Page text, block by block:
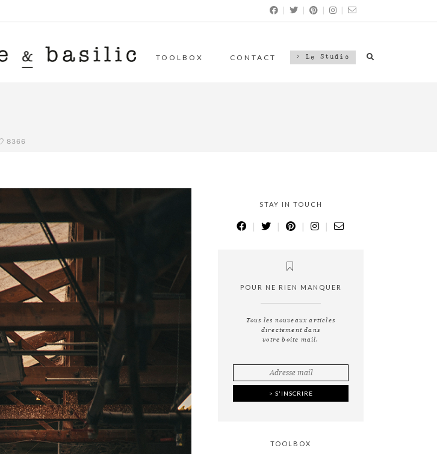
| | | |
TOOLBOX CONTACT > Le Studio
8366
STAY IN TOUCH
| | | |
POUR NE RIEN MANQUER
Tous les nouveaux articles
directement dans
votre boite mail.
TOOLBOX